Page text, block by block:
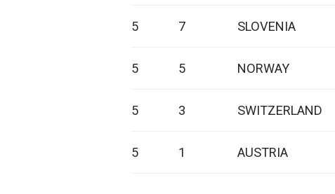
5 7 SLOVENIA
5 5 NORWAY
5 3 SWITZERLAND
5 1 AUSTRIA